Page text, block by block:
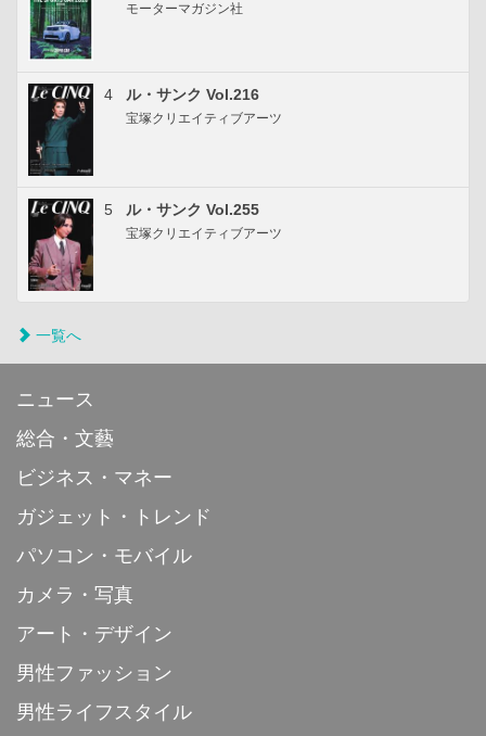
モーターマガジン社
4 ル・サンク Vol.216
宝塚クリエイティブアーツ
5 ル・サンク Vol.255
宝塚クリエイティブアーツ
一覧へ
ニュース
総合・文藝
ビジネス・マネー
ガジェット・トレンド
パソコン・モバイル
カメラ・写真
アート・デザイン
男性ファッション
男性ライフスタイル